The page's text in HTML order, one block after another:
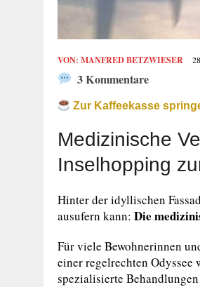
VON: MANFRED BETZWIESER
3 Kommentare
Zur Kaffeekasse
Medizinische
Inselhopping
Hinter der idyllischen
ausufern kann: Die
Für viele Bewohnerinnen
einer regelrechten
spezialisierte